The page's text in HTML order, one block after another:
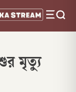
মৃত্যু